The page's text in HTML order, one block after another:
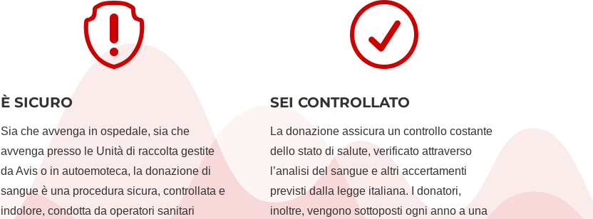

È SICURO
Sia che avvenga in ospedale, sia che
avvenga presso le Unità di raccolta gestite
da Avis o in autoemoteca, la donazione di
sangue è una procedura sicura, controllata e
indolore, condotta da operatori sanitari
R
SEI CONTROLLATO
La donazione assicura un controllo costante
dello stato di salute, verificato attraverso
l’analisi del sangue e altri accertamenti
previsti dalla legge italiana. I donatori,
inoltre, vengono sottoposti ogni anno a una